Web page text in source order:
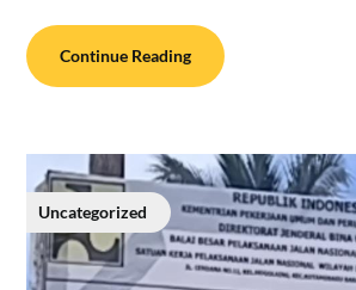
Continue Reading
Uncategorized